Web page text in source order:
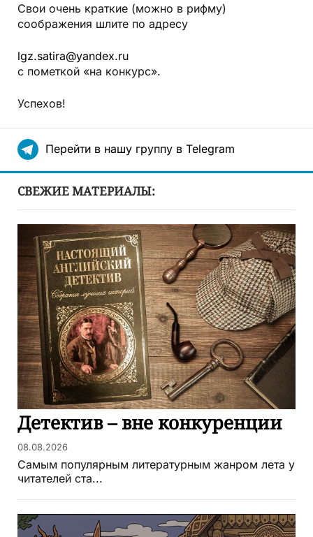
Свои очень краткие (можно в рифму)
соображения шлите по адресу
lgz.satira@yandex.ru
с пометкой «на конкурс».
Успехов!
Перейти в нашу группу в Telegram
СВЕЖИЕ МАТЕРИАЛЫ:
Детектив – вне конкуренции
08.08.2026
Самым популярным литературным жанром лета у
читателей ста...